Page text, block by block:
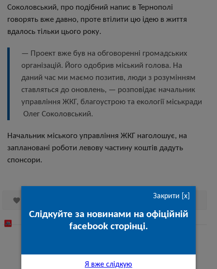
Соколовський, про подібний напис в Тернополі
говорять вже давно, проте втілити цю ідею в життя
вдалось тільки цього року.
— Проект вже був на обговоренні громадських
організацій. Його одобрив міський голова. На
даний час ми маємо позитив, люди з розумінням
ставляться до оновлень, — розповідає начальник
управління ЖКГ, благоустрою та екології міськради
Олег Соколовський.
Начальник міського управління ЖКГ наголошує, на
заплановані роботи левову частину коштів дадуть
спонсори.

Журналіст
Закрити [x]
Слідкуйте за новинами на офіційній
facebook сторінці.
Я вже слідкую